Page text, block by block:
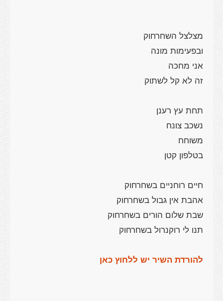
תנו לי רוקנרול בשחרחוק
להורדת השיר יש ללחוץ כאן